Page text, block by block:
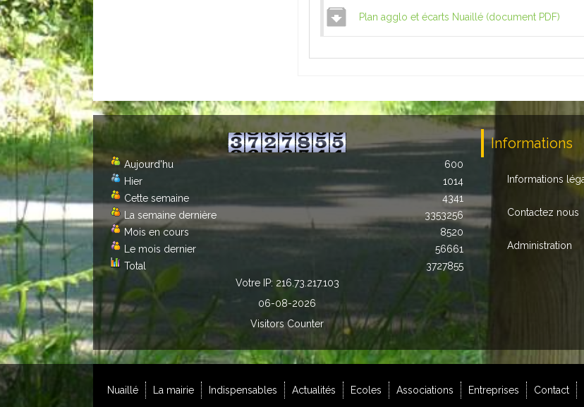
Plan agglo et écarts Nuaillé (document PDF)
Aujourd'hu
Hier
Cette semaine
La semaine dernière
Mois en cours
Le mois dernier
Total
600
1014
4341
3353256
8520
56661
3727855
Votre IP: 216.73.217.103
06-08-2026
Visitors Counter
Informations
Informations
Contactez nous
Administration
Nuaillé La mairie Indispensables Actualités Ecoles Associations Entreprises Contact